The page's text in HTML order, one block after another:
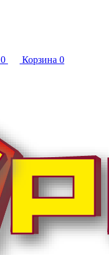
0 Корзина 0